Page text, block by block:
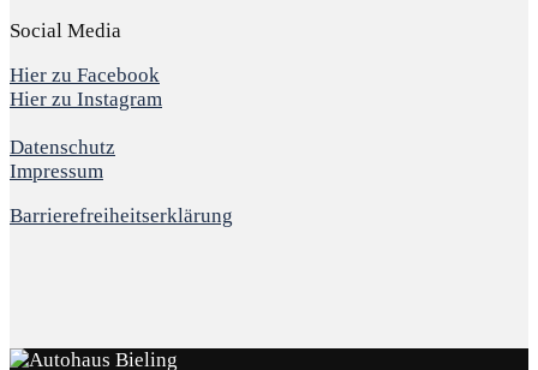
Social Media
Hier zu Facebook
Hier zu Instagram
Datenschutz
Impressum
Barrierefreiheitserklärung